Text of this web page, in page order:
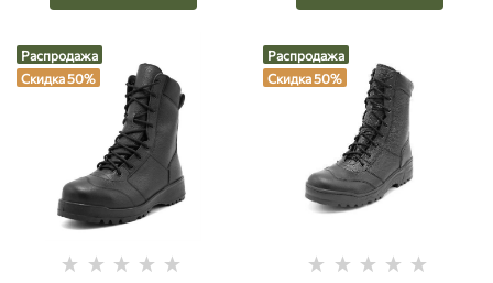
Распродажа
Скидка 50%
Распродажа
Скидка 50%